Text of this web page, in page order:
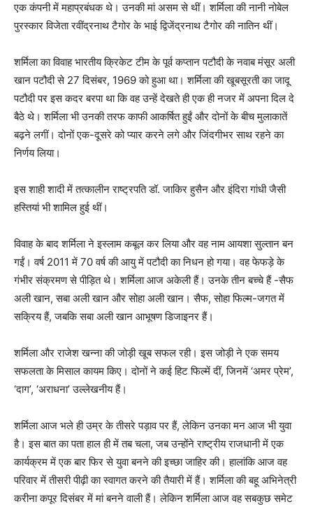
एक कंपनी में महाप्रबंधक थे। उनकी मां असम से थीं। शर्मिला की नानी नोबेल
पुरस्कार विजेता रवींद्रनाथ टैगोर के भाई द्विजेंद्रनाथ टैगोर की नातिन थीं।
शर्मिला का विवाह भारतीय क्रिकेट टीम के पूर्व कप्तान पटौदी के नवाब मंसूर अली
खान पटौदी से 27 दिसंबर, 1969 को हुआ था। शर्मिला की खूबसूरती का जादू
पटौदी पर इस कदर बरपा था कि वह उन्हें देखते ही एक ही नजर में अपना दिल दे
बैठे थे। शर्मिला भी उनकी तरफ काफी आकर्षित हुईं और दोनों के बीच मुलाकातें
बढ़ने लगीं। दोनों एक-दूसरे को प्यार करने लगे और जिंदगीभर साथ रहने का
निर्णय लिया।
इस शाही शादी में तत्कालीन राष्ट्रपति डॉ. जाकिर हुसैन और इंदिरा गांधी जैसी
हस्तियां भी शामिल हुई थीं।
विवाह के बाद शर्मिला ने इस्लाम कबूल कर लिया और वह नाम आयशा सुल्तान बन
गईं। वर्ष 2011 में 70 वर्ष की आयु में पटौदी का निधन हो गया। वह फेफड़े के
गंभीर संक्रमण से पीड़ित थे। शर्मिला आज अकेली हैं। उनके तीन बच्चे हैं -सैफ
अली खान, सबा अली खान और सोहा अली खान। सैफ, सोहा फिल्म-जगत में
सक्रिय हैं, जबकि सबा अली खान आभूषण डिजाइनर हैं।
शर्मिला और राजेश खन्ना की जोड़ी खूब सफल रही। इस जोड़ी ने एक समय
सफलता के मिसाल कायम किए। दोनों ने कई हिट फिल्में दीं, जिनमें ‘अमर प्रेम’,
‘दाग’, ‘अराधना’ उल्लेखनीय हैं।
शर्मिला आज भले ही उम्र के तीसरे पड़ाव पर हैं, लेकिन उनका मन आज भी युवा
है। इस बात का पता हाल ही में तब चला, जब उन्होंने राष्ट्रीय राजधानी में एक
कार्यक्रम में एक बार फिर से युवा बनने की इच्छा जाहिर की। हालांकि आज वह
परिवार में तीसरी पीढ़ी का स्वागत करने की तैयारी में हैं। शर्मिला की बहू अभिनेत्री
करीना कपूर दिसंबर में मां बनने वाली हैं। लेकिन शर्मिला आज वह सबकुछ समेट